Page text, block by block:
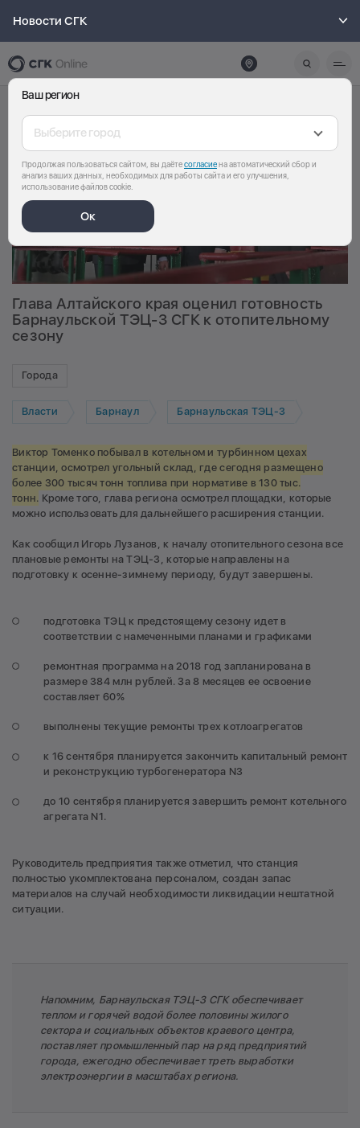
Новости СГК
Ваш регион
Выберите город
Продолжая пользоваться сайтом, вы даётесогласиена автоматический сбор и
анализ ваших данных, необходимых для работы сайта и его улучшения,
использование файлов cookie.
Ок
Глава Алтайского края оценил готовность
Барнаульской ТЭЦ-3 СГК к отопительному
сезону
Города
Власти Барнаул Барнаульская ТЭЦ-3
Виктор Томенко побывал в котельном и турбинном цехах
станции, осмотрел угольный склад, где сегодня размещено
более 300 тысяч тонн топлива при нормативе в 130 тыс.
тонн. Кроме того, глава региона осмотрел площадки, которые
можно использовать для дальнейшего расширения станции.
Как сообщил Игорь Лузанов, к началу отопительного сезона все
плановые ремонты на ТЭЦ-3, которые направлены на
подготовку к осенне-зимнему периоду, будут завершены.
подготовка ТЭЦ к предстоящему сезону идет в
соответствии с намеченными планами и графиками
ремонтная программа на 2018 год запланирована в
размере 384 млн рублей. За 8 месяцев ее освоение
составляет 60%
выполнены текущие ремонты трех котлоагрегатов
к 16 сентября планируется закончить капитальный ремонт
и реконструкцию турбогенератора N3
до 10 сентября планируется завершить ремонт котельного
агрегата N1.
Руководитель предприятия также отметил, что станция
полностью укомплектована персоналом, создан запас
материалов на случай необходимости ликвидации нештатной
ситуации.
Напомним, Барнаульская ТЭЦ-3 СГК обеспечивает
теплом и горячей водой более половины жилого
сектора и социальных объектов краевого центра,
поставляет промышленный пар на ряд предприятий
города, ежегодно обеспечивает треть выработки
электроэнергии в масштабах региона.